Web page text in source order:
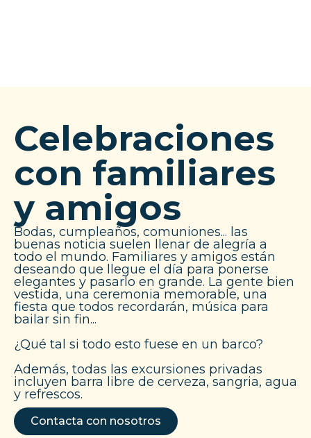
Celebraciones
con familiares
y amigos
Bodas, cumpleaños, comuniones... las
buenas noticia suelen llenar de alegría a
todo el mundo. Familiares y amigos están
deseando que llegue el día para ponerse
elegantes y pasarlo en grande. La gente bien
vestida, una ceremonia memorable, una
fiesta que todos recordarán, música para
bailar sin fin...
¿Qué tal si todo esto fuese en un barco?
Además, todas las excursiones privadas
incluyen barra libre de cerveza, sangria, agua
y refrescos.
Contacta con nosotros